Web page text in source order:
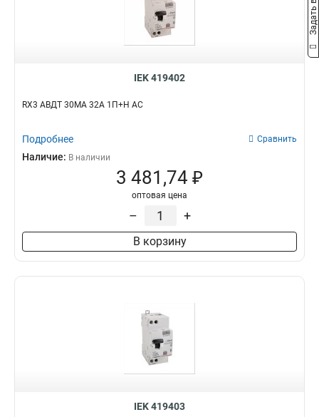
IEK 419402
RX3 АВДТ 30МА 32А 1П+Н AC
Подробнее Сравнить
Наличие: В наличии
3 481,74 ₽
оптовая цена
– +
В корзину
IEK 419403